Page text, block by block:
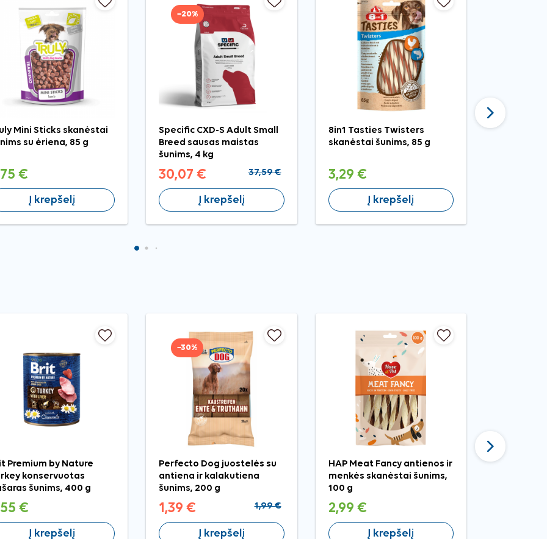
Mini Sticks skanėstai
su ėriena, 85 g
€
Į krepšelį
−20%
Specific CXD-S Adult Small
Breed sausas maistas
šunims, 4 kg
30,07 € 37,59 €
Į krepšelį
8in1 Tasties Twisters
skanėstai šunims, 85 g
3,29 €
Į krepšelį
Tęsti
Premium by Nature
konservuotas
šunims, 400 g
€
Į krepšelį
−30%
Perfecto Dog juostelės su
antiena ir kalakutiena
šunims, 200 g
1,39 € 1,99 €
Į krepšelį
HAP Meat Fancy antienos ir
menkės skanėstai šunims,
100 g
2,99 €
Į krepšelį